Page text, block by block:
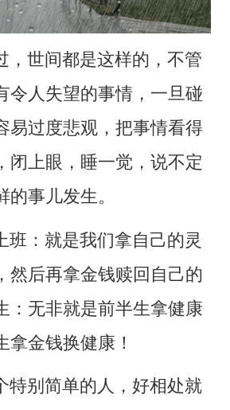
，世间都是这样的，不管
令人失望的事情，一旦碰
易过度悲观，把事情看得
闭上眼，睡一觉，说不定
的事儿发生。
班：就是我们拿自己的灵
然后再拿金钱赎回自己的
：无非就是前半生拿健康
拿金钱换健康！
特别简单的人，好相处就